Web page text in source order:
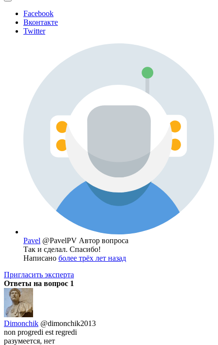
Facebook
Вконтакте
Twitter
Pavel @PavelPV Автор вопроса
Так и сделал. Спасибо!
Написано более трёх лет назад
Пригласить эксперта
Ответы на вопрос 1
Dimonchik @dimonchik2013
non progredi est regredi
разумеется, нет